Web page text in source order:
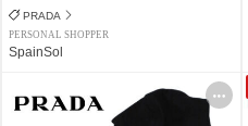
PRADA
PERSONAL SHOPPER
SpainSol